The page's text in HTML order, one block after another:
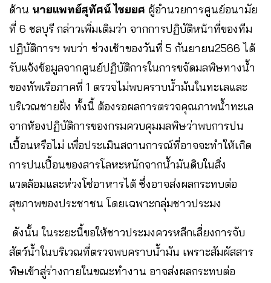
ด้าน นายแพทย์สุทัศน์ ไชยยศ ผู้อำนวยการศูนย์อนามัย
ที่ 6 ชลบุรี กล่าวเพิ่มเติมว่า จากการปฏิบัติหน้าที่ของทีม
ปฏิบัติการฯ พบว่า ช่วงเช้าของวันที่ 5 กันยายน2566 ได้
รับแจ้งข้อมูลจากศูนย์ปฏิบัติการในการขจัดมลพิษทางน้ำ
ของทัพเรือภาคที่ 1 ตรวจไม่พบคราบน้ำมันในทะเลและ
บริเวณชายฝั่ง ทั้งนี้ ต้องรอผลการตรวจคุณภาพน้ำทะเล
จากห้องปฏิบัติการของกรมควบคุมมลพิษว่าพบการปน
เปื้อนหรือไม่ เพื่อประเมินสถานการณ์ที่อาจจะทำให้เกิด
การปนเปื้อนของสารโลหะหนักจากน้ำมันดิบในสิ่ง
แวดล้อมและห่วงโซ่อาหารได้ ซึ่งอาจส่งผลกระทบต่อ
สุขภาพของประชาชน โดยเฉพาะกลุ่มชาวประมง
ดังนั้น ในระยะนี้ขอให้ชาวประมงควรหลีกเลี่ยงการจับ
สัตว์น้ำในบริเวณที่ตรวจพบคราบน้ำมัน เพราะสัมผัสสาร
พิษเข้าสู่ร่างกายในขณะทำงาน อาจส่งผลกระทบต่อ